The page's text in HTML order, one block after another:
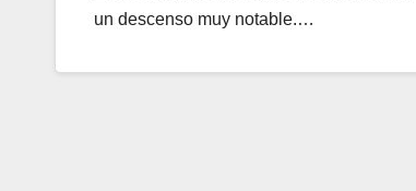
un descenso muy notable.…